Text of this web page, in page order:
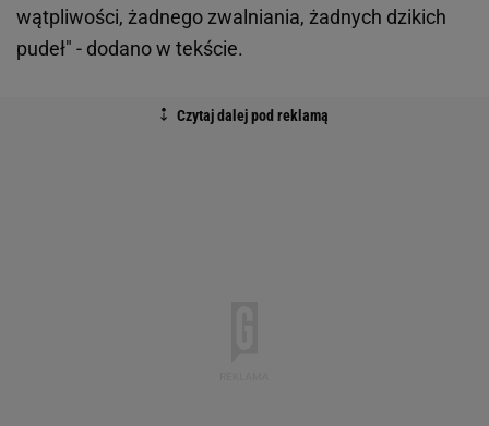
wątpliwości, żadnego zwalniania, żadnych dzikich
pudeł" - dodano w tekście.